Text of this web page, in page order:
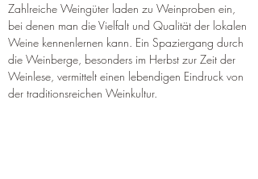
Zahlreiche Weingüter laden zu Weinproben ein,
bei denen man die Vielfalt und Qualität der lokalen
Weine kennenlernen kann. Ein Spaziergang durch
die Weinberge, besonders im Herbst zur Zeit der
Weinlese, vermittelt einen lebendigen Eindruck von
der traditionsreichen Weinkultur.